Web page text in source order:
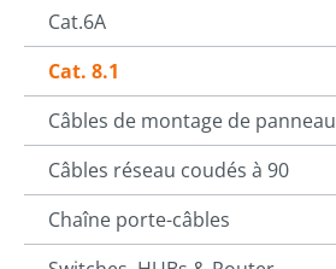
Cat.6A
Cat. 8.1
Câbles de montage de panneau
Câbles réseau coudés à 90
Chaîne porte-câbles